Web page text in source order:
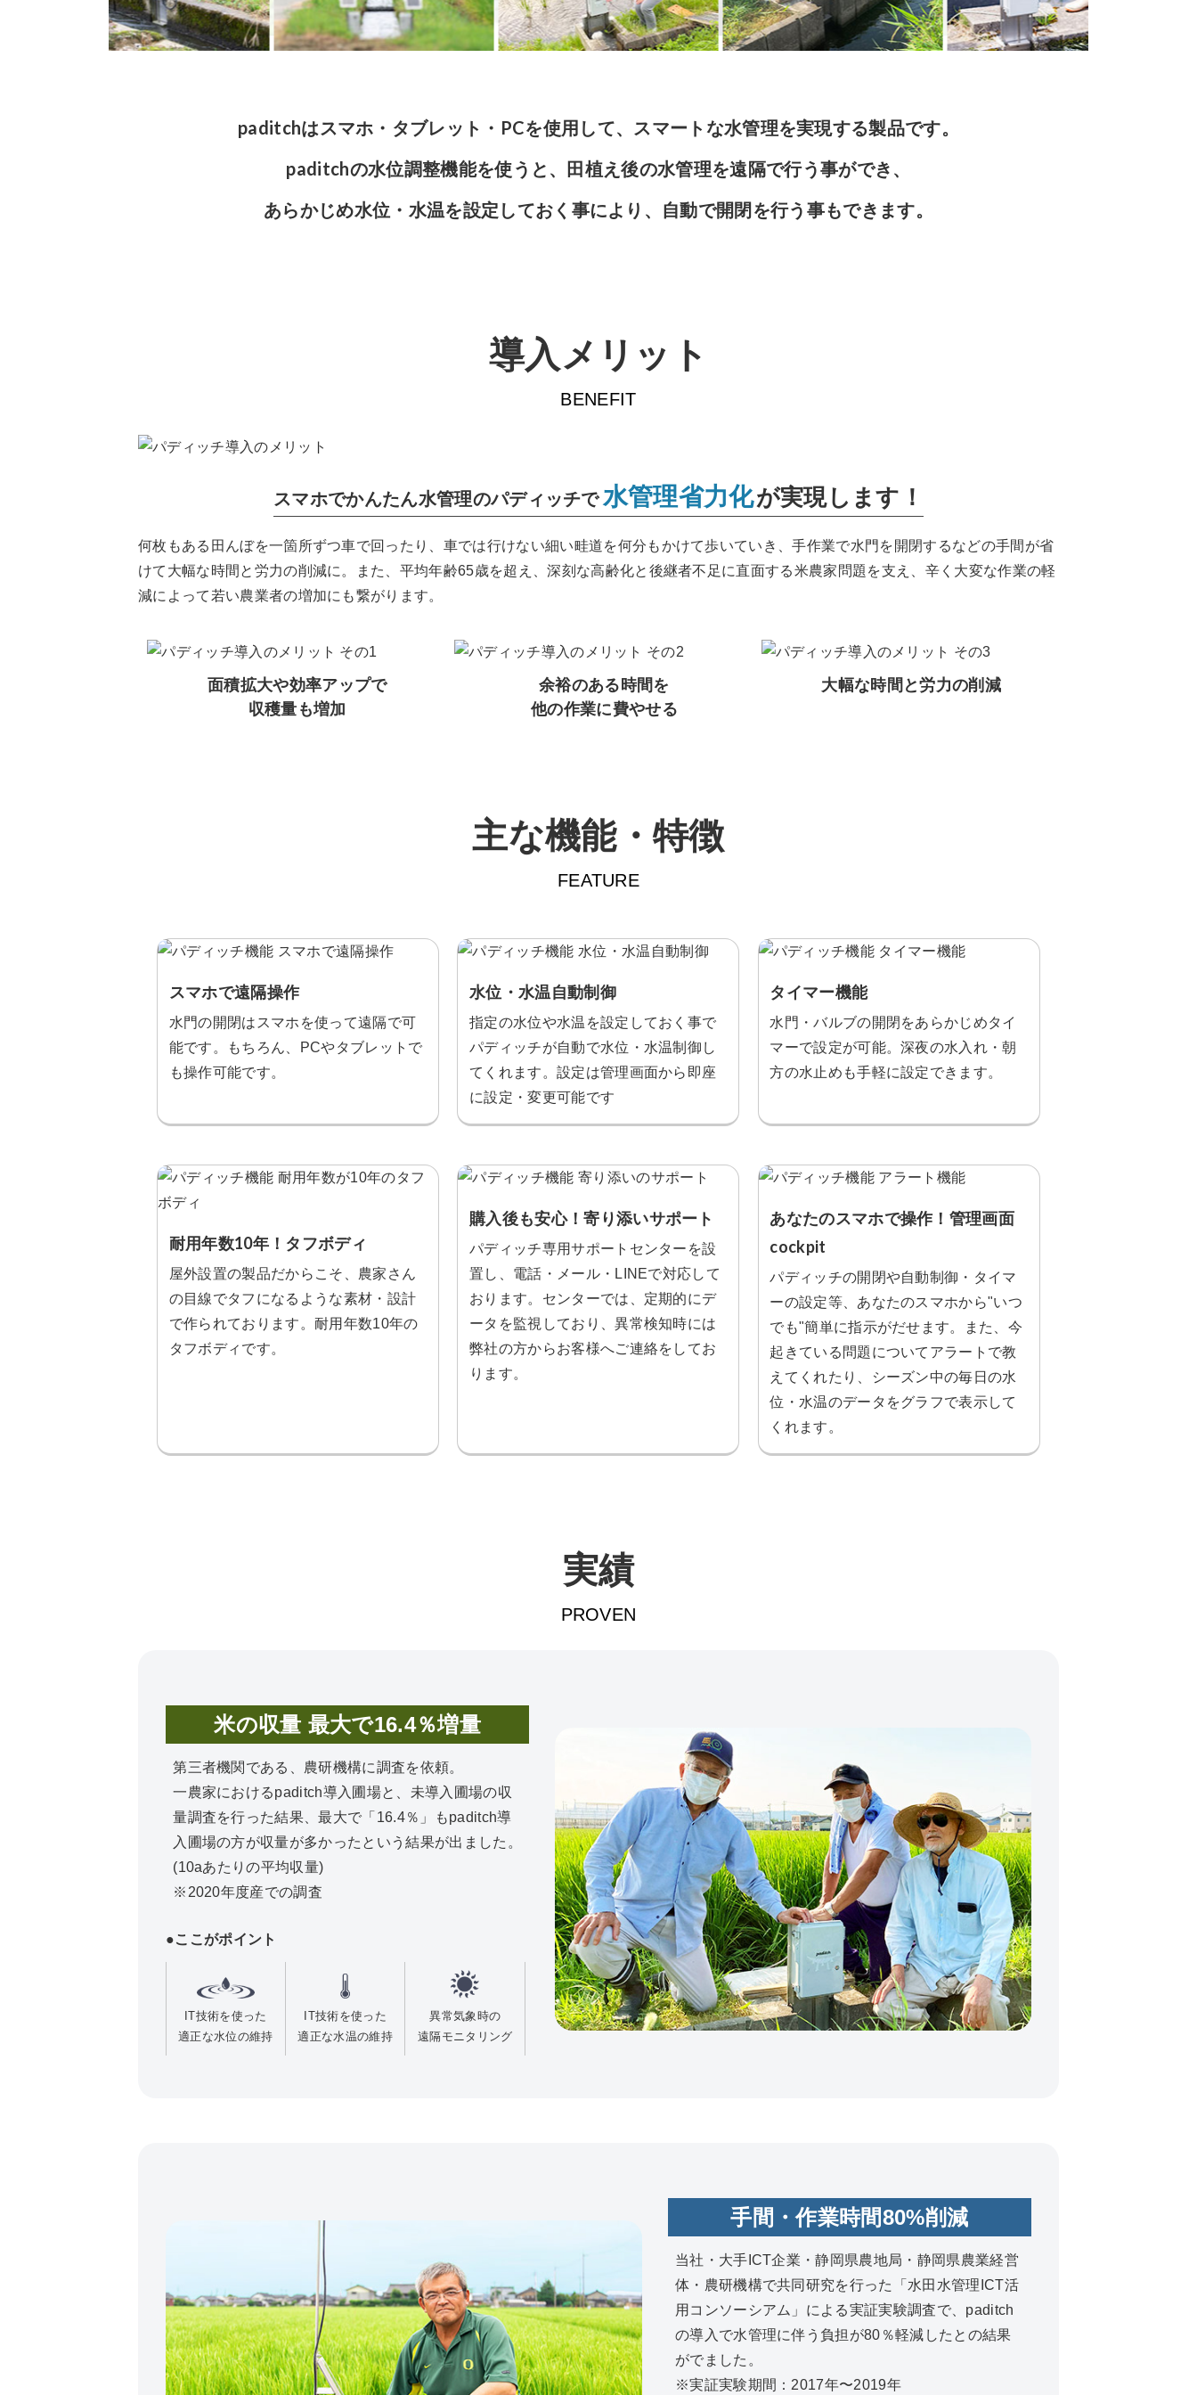
paditchはスマホ・タブレット・PCを使用して、スマートな水管理を実現する製品です。
paditchの水位調整機能を使うと、田植え後の水管理を遠隔で行う事ができ、
あらかじめ水位・水温を設定しておく事により、自動で開閉を行う事もできます。
導入メリット
BENEFIT
スマホでかんたん水管理のパディッチで水管理省力化が実現します！
何枚もある田んぼを一箇所ずつ車で回ったり、車では行けない細い畦道を何分もかけて歩いていき、手作業で水門を開閉するなどの手間が省
けて大幅な時間と労力の削減に。また、平均年齢65歳を超え、深刻な高齢化と後継者不足に直面する米農家問題を支え、辛く大変な作業の軽
減によって若い農業者の増加にも繋がります。
面積拡大や効率アップで
収穫量も増加
余裕のある時間を
他の作業に費やせる
大幅な時間と労力の削減
主な機能・特徴
FEATURE
スマホで遠隔操作
水門の開閉はスマホを使って遠隔で可
能です。もちろん、PCやタブレットで
も操作可能です。
水位・水温自動制御
指定の水位や水温を設定しておく事で
パディッチが自動で水位・水温制御し
てくれます。設定は管理画面から即座
に設定・変更可能です
タイマー機能
水門・バルブの開閉をあらかじめタイ
マーで設定が可能。深夜の水入れ・朝
方の水止めも手軽に設定できます。
耐用年数10年！タフボディ
屋外設置の製品だからこそ、農家さん
の目線でタフになるような素材・設計
で作られております。耐用年数10年の
タフボディです。
購入後も安心！寄り添いサポート
パディッチ専用サポートセンターを設
置し、電話・メール・LINEで対応して
おります。センターでは、定期的にデ
ータを監視しており、異常検知時には
弊社の方からお客様へご連絡をしてお
ります。
あなたのスマホで操作！管理画面
cockpit
パディッチの開閉や自動制御・タイマ
ーの設定等、あなたのスマホから"いつ
でも"簡単に指示がだせます。また、今
起きている問題についてアラートで教
えてくれたり、シーズン中の毎日の水
位・水温のデータをグラフで表示して
くれます。
実績
PROVEN
米の収量 最大で16.4％増量
第三者機関である、農研機構に調査を依頼。
一農家におけるpaditch導入圃場と、未導入圃場の収
量調査を行った結果、最大で「16.4％」もpaditch導
入圃場の方が収量が多かったという結果が出ました。
(10aあたりの平均収量)
※2020年度産での調査
●ここがポイント
IT技術を使った
適正な水位の維持
IT技術を使った
適正な水温の維持
異常気象時の
遠隔モニタリング
手間・作業時間80%削減
当社・大手ICT企業・静岡県農地局・静岡県農業経営
体・農研機構で共同研究を行った「水田水管理ICT活
用コンソーシアム」による実証実験調査で、paditch
の導入で水管理に伴う負担が80％軽減したとの結果
がでました。
※実証実験期間：2017年〜2019年